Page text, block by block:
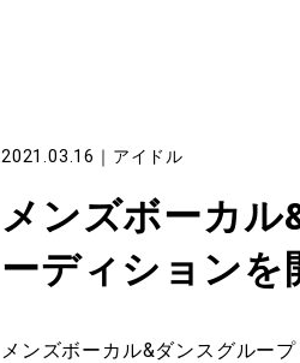
2021.03.16 ｜ アイドル
メンズボーカル
ーディションを
メンズボーカル&ダンスグルー